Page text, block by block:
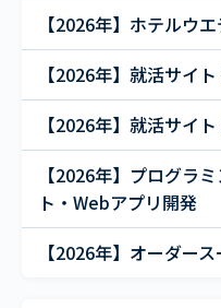
【2026年】ホテルウ
【2026年】就活サイ
【2026年】就活サイ
【2026年】プログラ
ト・Webアプリ開発
【2026年】オーダー